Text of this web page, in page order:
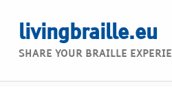
livingbraille.eu
SHARE YOUR BRAILLE